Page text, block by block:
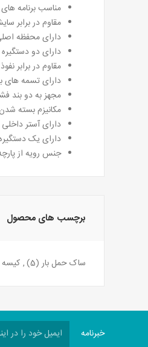
مناسب برنامه
مقاوم در برابر
دارای محفظه
دارای دو
مقاوم در برابر
دارای تسمه های
مجهز به دو بند
مکانیزم بسته
دارای آستر
دارای یک
جنس رویه از
برچسب های محصول
ساک حمل بار (5)
, کیسه
خبرنامه